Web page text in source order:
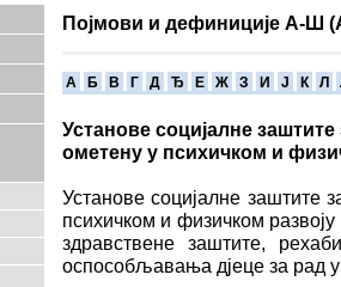
Појмови и дефиниције А-Ш
A Б В Г Д Ђ Е Ж З И Ј К Л
Установе социјалне
ометену у психичком и
Установе социјалне заштите
психичком и физичком
здравствене заштите,
оспособљавања дјеце за рад